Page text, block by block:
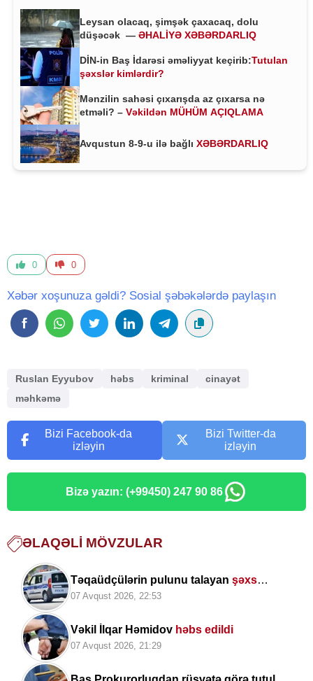
Leysan olacaq, şimşək çaxacaq, dolu
düşəcək — ƏHALİYƏ XƏBƏRDARLIQ
DİN-in Baş İdarəsi əməliyyat keçirib:Tutulan
şəxslər kimlərdir?
Mənzilin sahəsi çıxarışda az çıxarsa nə
etməli? – Vəkildən MÜHÜM AÇIQLAMA
Avqustun 8-9-u ilə bağlı XƏBƏRDARLIQ
0 0
Xəbər xoşunuza gəldi? Sosial şəbəkələrdə paylaşın
Ruslan Eyyubov həbs kriminal
cinayət
məhkəmə
Bizi Facebook-da
izləyin
Bizi Twitter-da
izləyin
Bizə yazın: (+99450) 247 90 86
ƏLAQƏLI MÖVZULAR
Təqaüdçülərin pulunu talayan şəxs
saxlanıldı
07 Avqust 2026, 22:53
Vəkil İlqar Həmidov həbs edildi
07 Avqust 2026, 21:29